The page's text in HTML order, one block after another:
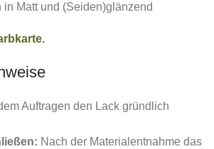
Matt und (Seiden)glänzend
Auftragen den Lack gründlich
Nach der Materialentnahme das